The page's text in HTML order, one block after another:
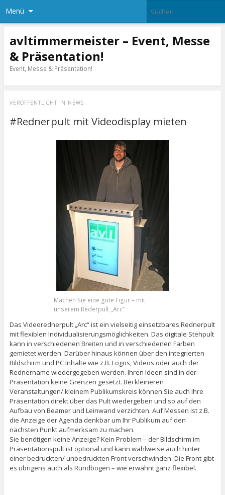
Menü
avltimmermeister – Event, Messe
& Präsentation!
Event, Messe & Präsentation!
VERÖFFENTLICHT IN NEWS
#Rednerpult mit Videodisplay mieten
Machen Sie eine gute Figur – mit
unserem Rederpult „Arc“
Das Videorednerpult „Arc“ ist ein vielseitig einsetzbares Rednerpult
mit flexiblen Individualisierungsmöglichkeiten. Das digitale Stehpult
kann in verschiedenen Breiten und in verschiedenen Farben
gemietet werden. Darüber hinaus können über den integrierten
Bildschirm und PC Inhalte wie z.B. Logos, Videos oder auch der
Rednername wiedergegeben werden. Ihren Ideen sind in der
Präsentation keine Grenzen gesetzt. Bei kleineren
Veranstaltungen/ kleinem Publikumskreis können Sie auch Ihre
Präsentation direkt über das Pult wiedergeben und so auf den
Aufbau von Beamer und Leinwand verzichten. Auf Messen ist z.B.
die Anzeige der Agenda denkbar um Ihr Publikum auf den
nächsten Punkt aufmerksam zu machen.
Sie benötigen keine Anzeige? Kein Problem – der Bildschirm im
Präsentationspult ist optional und kann wahlweise auch hinter
einer bedruckten/ unbedruckten Front verschwinden. Die Front gibt
es übrigens auch als Rundbogen – wie erwähnt ganz flexibel.